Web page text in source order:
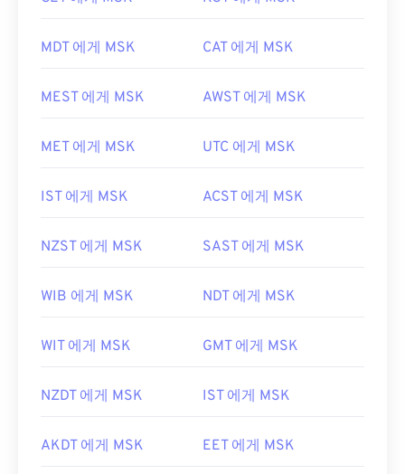
MDT 에게 MSK CAT 에게 MSK
MEST 에게 MSK AWST 에게 MSK
MET 에게 MSK UTC 에게 MSK
IST 에게 MSK ACST 에게 MSK
NZST 에게 MSK SAST 에게 MSK
WIB 에게 MSK NDT 에게 MSK
WIT 에게 MSK GMT 에게 MSK
NZDT 에게 MSK IST 에게 MSK
AKDT 에게 MSK EET 에게 MSK